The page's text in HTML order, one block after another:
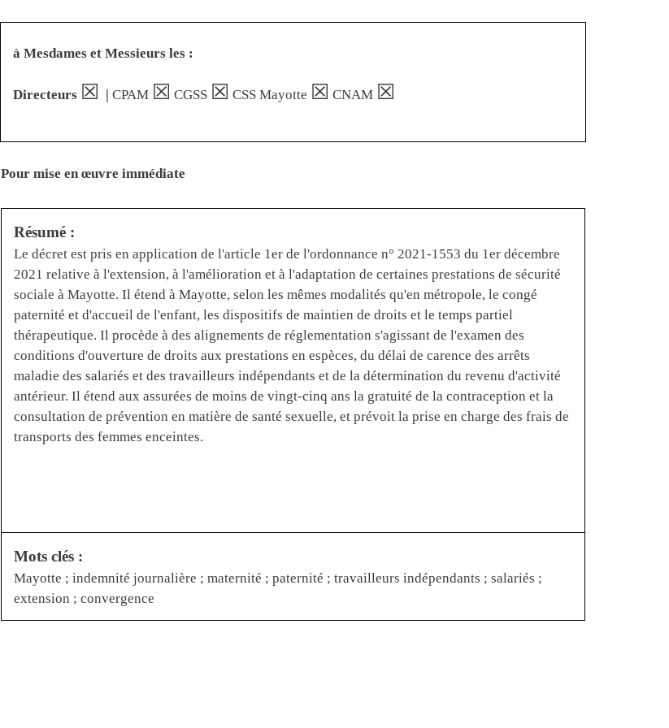
à Mesdames et Messieurs les :
Directeurs ☒ | CPAM ☒ CGSS ☒ CSS Mayotte ☒ CNAM ☒
Pour mise en œuvre immédiate
Résumé :
Le décret est pris en application de l'article 1er de l'ordonnance n° 2021-1553 du 1er décembre
2021 relative à l'extension, à l'amélioration et à l'adaptation de certaines prestations de sécurité
sociale à Mayotte. Il étend à Mayotte, selon les mêmes modalités qu'en métropole, le congé
paternité et d'accueil de l'enfant, les dispositifs de maintien de droits et le temps partiel
thérapeutique. Il procède à des alignements de réglementation s'agissant de l'examen des
conditions d'ouverture de droits aux prestations en espèces, du délai de carence des arrêts
maladie des salariés et des travailleurs indépendants et de la détermination du revenu d'activité
antérieur. Il étend aux assurées de moins de vingt-cinq ans la gratuité de la contraception et la
consultation de prévention en matière de santé sexuelle, et prévoit la prise en charge des frais de
transports des femmes enceintes.
Mots clés :
Mayotte ; indemnité journalière ; maternité ; paternité ; travailleurs indépendants ; salariés ;
extension ; convergence